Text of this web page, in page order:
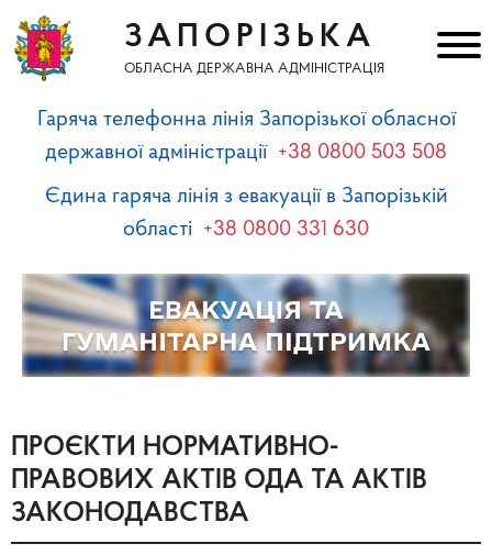
ЗАПОРІЗЬКА
ОБЛАСНА ДЕРЖАВНА АДМІНІСТРАЦІЯ
Гаряча телефонна лінія Запорізької обласної
державної адміністрації +38 0800 503 508
Єдина гаряча лінія з евакуації в Запорізькій
області +38 0800 331 630
ПРОЄКТИ НОРМАТИВНО-
ПРАВОВИХ АКТІВ ОДА ТА АКТІВ
ЗАКОНОДАВСТВА